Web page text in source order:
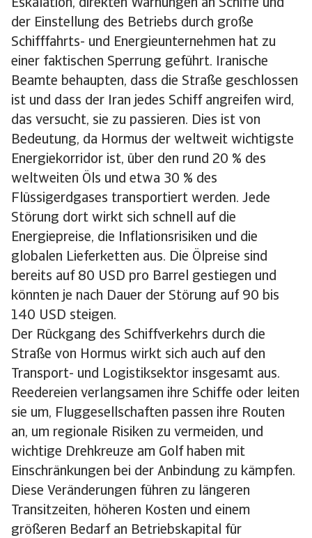
Eskalation, direkten Warnungen an Schiffe und
der Einstellung des Betriebs durch große
Schifffahrts- und Energieunternehmen hat zu
einer faktischen Sperrung geführt. Iranische
Beamte behaupten, dass die Straße geschlossen
ist und dass der Iran jedes Schiff angreifen wird,
das versucht, sie zu passieren. Dies ist von
Bedeutung, da Hormus der weltweit wichtigste
Energiekorridor ist, über den rund 20 % des
weltweiten Öls und etwa 30 % des
Flüssigerdgases transportiert werden. Jede
Störung dort wirkt sich schnell auf die
Energiepreise, die Inflationsrisiken und die
globalen Lieferketten aus. Die Ölpreise sind
bereits auf 80 USD pro Barrel gestiegen und
könnten je nach Dauer der Störung auf 90 bis
140 USD steigen.
Der Rückgang des Schiffverkehrs durch die
Straße von Hormus wirkt sich auch auf den
Transport- und Logistiksektor insgesamt aus.
Reedereien verlangsamen ihre Schiffe oder leiten
sie um, Fluggesellschaften passen ihre Routen
an, um regionale Risiken zu vermeiden, und
wichtige Drehkreuze am Golf haben mit
Einschränkungen bei der Anbindung zu kämpfen.
Diese Veränderungen führen zu längeren
Transitzeiten, höheren Kosten und einem
größeren Bedarf an Betriebskapital für